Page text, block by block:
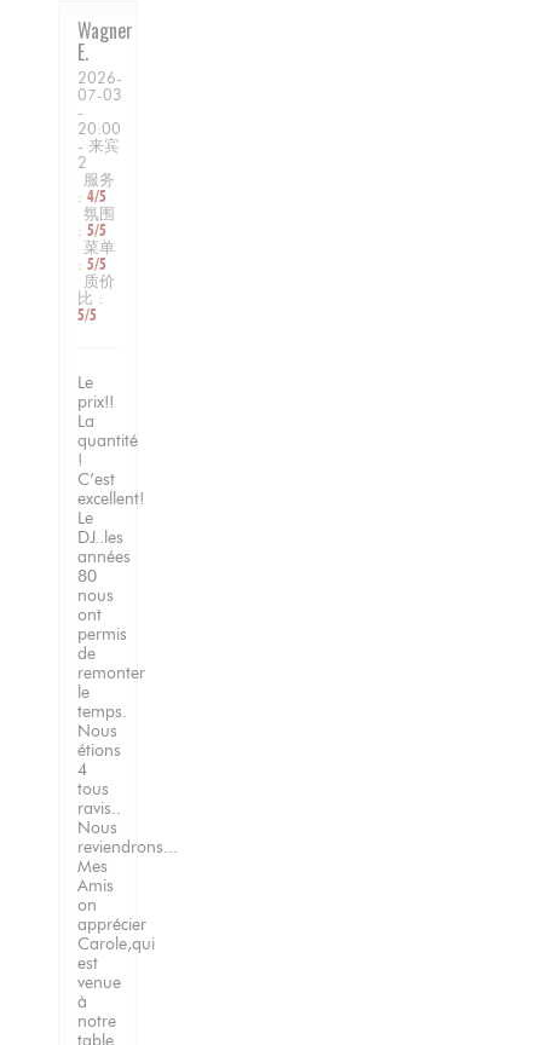
Wagner
E
2026-
07-03
-
20:00
- 来宾
2
服务
: 4/5
氛围
: 5/5
菜单
: 5/5
质价
比 :
5/5
Le
prix!!
La
quantité
!
C’est
excellent!
Le
DJ..les
années
80
nous
ont
permis
de
remonter
le
temps.
Nous
étions
4
tous
ravis..
Nous
reviendrons...
Mes
Amis
on
apprécier
Carole,qui
est
venue
à
notre
table